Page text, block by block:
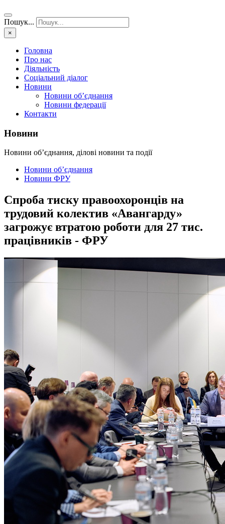
Пошук...
×
Головна
Про нас
Діяльність
Соціальний діалог
Новини
Новини об’єднання
Новини федерації
Контакти
Новини
Новини об’єднання, ділові новини та події
Новини об’єднання
Новини ФРУ
Спроба тиску правоохоронців на
трудовий колектив «Авангарду»
загрожує втратою роботи для 27 тис.
працівників - ФРУ